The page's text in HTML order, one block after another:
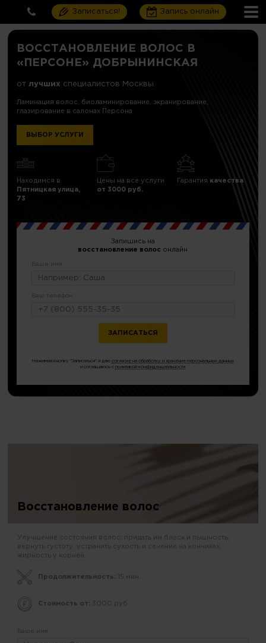
Записаться! Запись онлайн
ВОССТАНОВЛЕНИЕ ВОЛОС В
«ПЕРСОНЕ» ДОБРЫНИНСКАЯ
от лучших специалистов Москвы
Ламинация волос, биоламинирование, экранирование,
глазирование в салонах Персона
ВЫБОР УСЛУГИ
Находимся в
Пятницкая улица,
73
Цены на все услуги
от 3000 руб.
Гарантия качества
Запишись на
восстановление волос онлайн
Ваше имя:
Ваш телефон:
Нажимая кнопку "Записаться" я даюсогласие на обработку и хранение персональных данных
и соглашаюсь сполитикой конфиденциальности
Восстановление волос
Улучшение состояния волос: придать им блеск и пышность,
вернуть густоту, устранить сухость и сечение на кончиках,
жирность у корней.
Продолжительность: 15 мин.
Стоимость от: 3000 руб.
Ваше имя: